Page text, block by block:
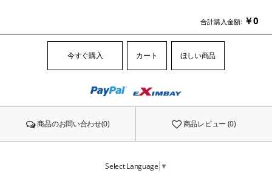
合計購入金額: ￥0
今すぐ購入 カート ほしい商品
商品のお問い合わせ(0) 商品レビュー (0)
Select Language ▼